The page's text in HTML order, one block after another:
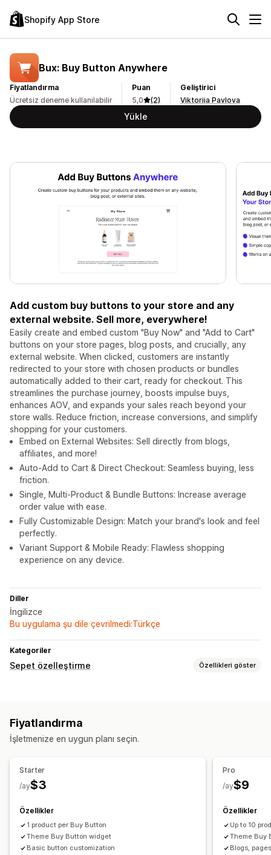
Shopify App Store
Bux: Buy Button Anywhere
Fiyatlandırma
Ücretsiz deneme kullanılabilir
Puan
5,0
(2)
Geliştirici
Viktoriia Pavlova
Yükle
Add custom buy buttons to your store and any
external website. Sell more, everywhere!
Easily create and embed custom "Buy Now" and "Add to Cart"
buttons on your store pages, blog posts, and crucially, any
external website. When clicked, customers are instantly
redirected to your store with chosen products or bundles
automatically added to their cart, ready for checkout. This
streamlines the purchase journey, boosts impulse buys,
enhances AOV, and expands your sales reach beyond your
store walls. Reduce friction, increase conversions, and simplify
shopping for your customers.
Embed on External Websites: Sell directly from blogs,
affiliates, and more!
Auto-Add to Cart & Direct Checkout: Seamless buying, less
friction.
Single, Multi-Product & Bundle Buttons: Increase average
order value with ease.
Fully Customizable Design: Match your brand's look and feel
perfectly.
Variant Support & Mobile Ready: Flawless shopping
experience on any device.
Diller
İngilizce
Bu uygulama şu dile çevrilmedi:Türkçe
Kategoriler
Sepet özelleştirme Özellikleri göster
Yukarı satış
Ödeme sayfası özelleştirme
Ödemeye atlama
Fiyatlandırma
İşletmenize en uygun planı seçin.
Starter
$3
/ay
Özellikler
1 product per Buy Button
Theme Buy Button widget
Basic button customization
Pro
$9
/ay
Özellikler
Up to 10
Theme Buy
Blogs,